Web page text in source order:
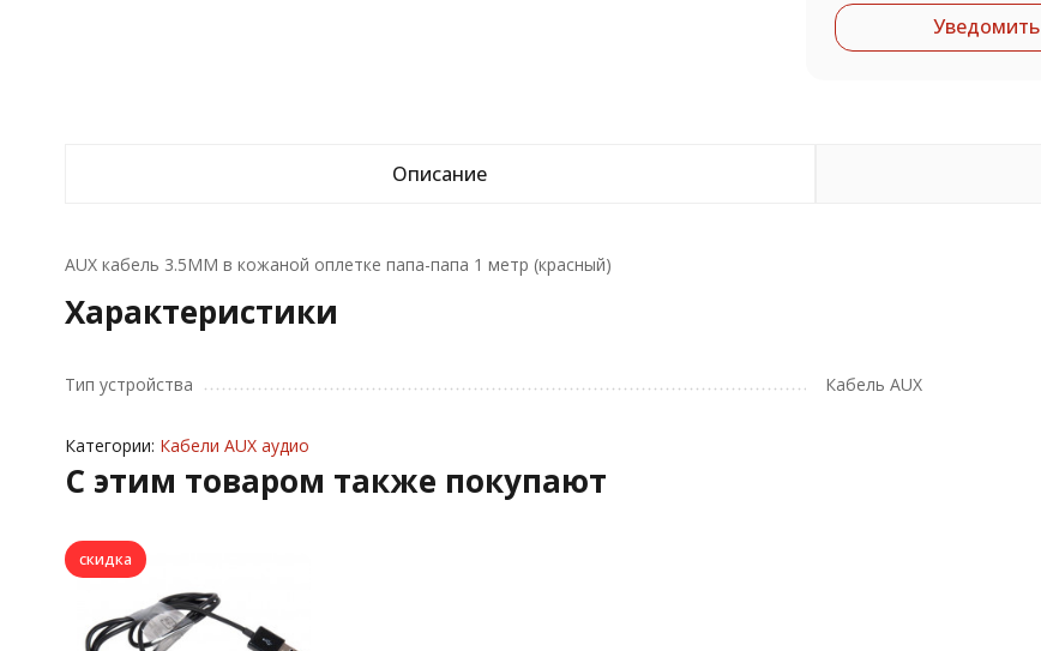
Уведомить
Описание
AUX кабель 3.5MM в кожаной оплетке папа-папа 1 метр (красный)
Характеристики
Тип устройства Кабель AUX
Категории: Кабели AUX аудио
C этим товаром также покупают
скидка